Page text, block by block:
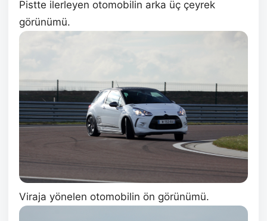
Pistte ilerleyen otomobilin arka üç çeyrek
görünümü.
Viraja yönelen otomobilin ön görünümü.